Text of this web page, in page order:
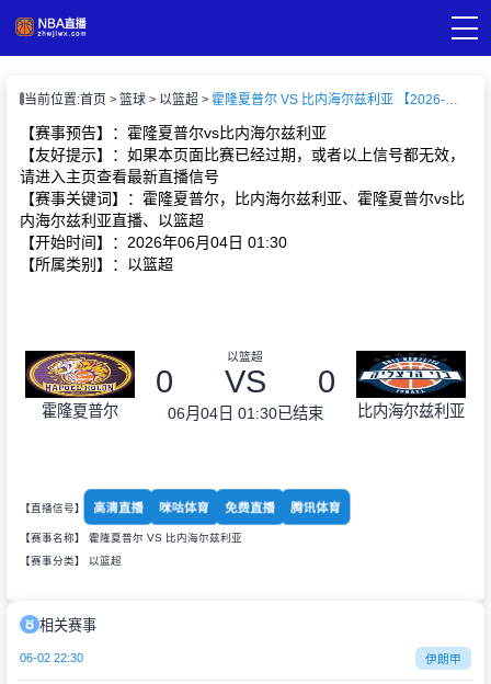
播
闻
当前位置:首页 篮球 以篮超 霍隆夏普尔 VS 比内海尔兹利亚 【2026-06-04 01:30:00】
【赛事预告】：霍隆夏普尔vs比内海尔兹利亚
【友好提示】：如果本页面比赛已经过期，或者以上信号都无效，
请进入主页查看最新直播信号
【赛事关键词】：霍隆夏普尔，比内海尔兹利亚、霍隆夏普尔vs比
内海尔兹利亚直播、以篮超
【开始时间】：2026年06月04日 01:30
【所属类别】：以篮超
霍隆夏普尔
以篮超
0 VS 0
06月04日 01:30已结束 比内海尔兹利亚
【直播信号】 高清直播 咪咕体育 免费直播 腾讯体育
【赛事名称】 霍隆夏普尔 VS 比内海尔兹利亚
【赛事分类】 以篮超
相关赛事
06-02 22:30 伊朗甲